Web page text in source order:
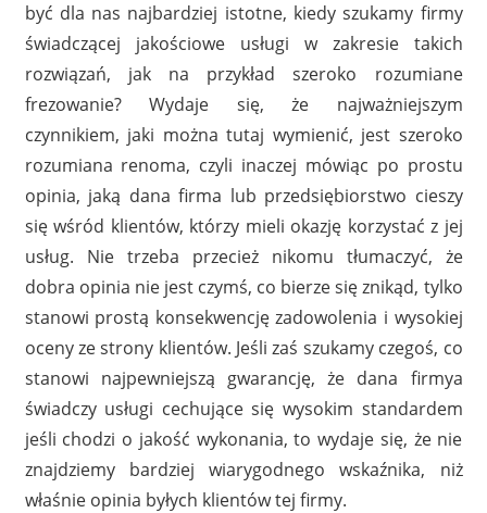
być dla nas najbardziej istotne, kiedy szukamy firmy
świadczącej jakościowe usługi w zakresie takich
rozwiązań, jak na przykład szeroko rozumiane
frezowanie? Wydaje się, że najważniejszym
czynnikiem, jaki można tutaj wymienić, jest szeroko
rozumiana renoma, czyli inaczej mówiąc po prostu
opinia, jaką dana firma lub przedsiębiorstwo cieszy
się wśród klientów, którzy mieli okazję korzystać z jej
usług. Nie trzeba przecież nikomu tłumaczyć, że
dobra opinia nie jest czymś, co bierze się znikąd, tylko
stanowi prostą konsekwencję zadowolenia i wysokiej
oceny ze strony klientów. Jeśli zaś szukamy czegoś, co
stanowi najpewniejszą gwarancję, że dana firmya
świadczy usługi cechujące się wysokim standardem
jeśli chodzi o jakość wykonania, to wydaje się, że nie
znajdziemy bardziej wiarygodnego wskaźnika, niż
właśnie opinia byłych klientów tej firmy.